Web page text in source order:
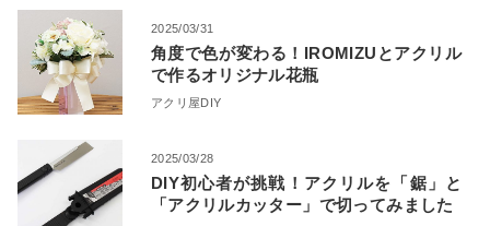
2025/03/31
角度で色が変わる！IROMIZUとアクリル
で作るオリジナル花瓶
アクリ屋DIY
2025/03/28
DIY初心者が挑戦！アクリルを「鋸」と
「アクリルカッター」で切ってみました